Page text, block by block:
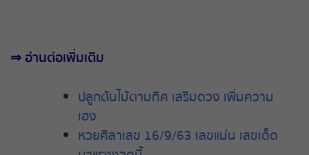
⇒ อ่านต่อเพิ่มเติม
ปลูกต้นไม้ตามทิศ เสริมดวง เพิ่มความ
เฮง
หวยศิลาเลข 16/9/63 เลขแม่น เลขเด็ด